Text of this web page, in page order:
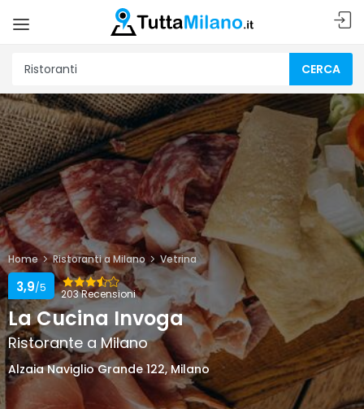
CERCA
Home Ristoranti a Milano Vetrina
203 Recensioni
3,9/5
La Cucina Invoga
Ristorante a Milano
Alzaia Naviglio Grande 122, Milano